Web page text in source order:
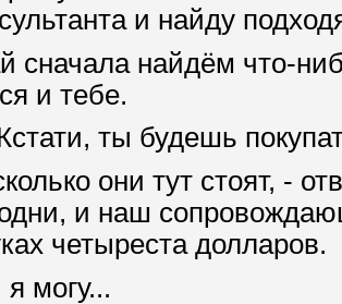
и найду
сначала найдём что-
и тебе.
ты будешь
они тут стоят, -
и наш
четыреста долларов.
могу...